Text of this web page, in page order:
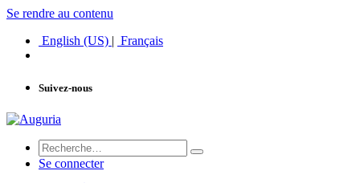
Se rendre au contenu
English (US) | Français
Suivez-nous
Se connecter